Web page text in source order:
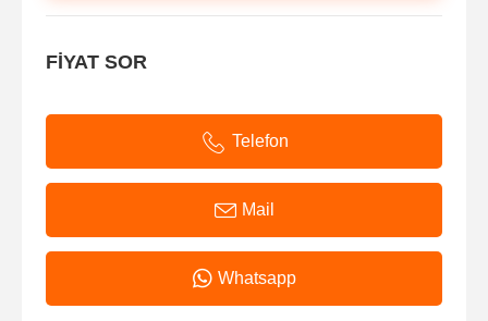
FİYAT SOR
Telefon
Mail
Whatsapp